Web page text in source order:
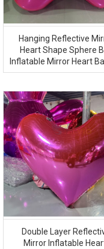
Hanging Reflective
Heart Shape Sphere
Inflatable Mirror Heart
Double Layer
Mirror Inflatable